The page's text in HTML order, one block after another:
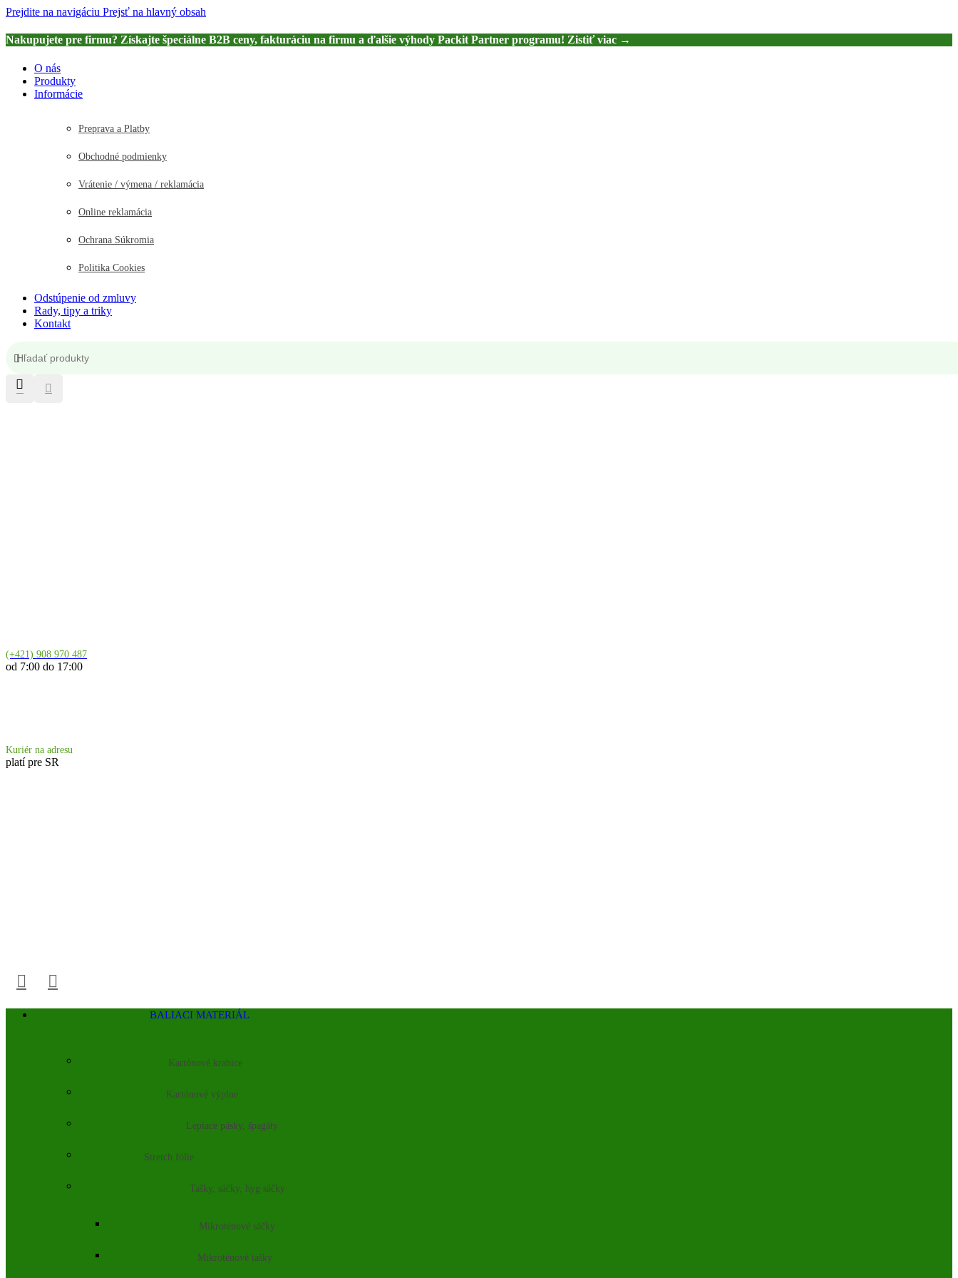
Prejdite na navigáciu Prejsť na hlavný obsah
Nakupujete pre firmu? Získajte špeciálne B2B ceny, fakturáciu na firmu a ďalšie výhody Packit Partner programu! Zistiť viac →
O nás
Produkty
Informácie
Preprava a Platby
Obchodné podmienky
Vrátenie / výmena / reklamácia
Online reklamácia
Ochrana Súkromia
Politika Cookies
Odstúpenie od zmluvy
Rady, tipy a triky
Kontakt
(+421) 908 970 487
od 7:00 do 17:00
Kuriér na adresu
platí pre SR
BALIACI MATERIÁL
Kartónové krabice
Kartónové výplne
Lepiace pásky, špagáty
Stretch fólie
Tašky, sáčky, hyg sáčky
Mikroténové sáčky
Mikroténové tašky